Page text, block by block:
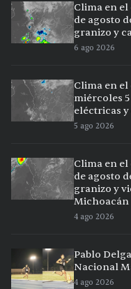
Clima en el
de agosto
granizo y
6 ago 2026
Clima en
miércoles
eléctricas
5 ago 2026
Clima en el
de agosto
granizo y
Michoacán
4 ago 2026
Pablo
Nacional
4 ago 2026